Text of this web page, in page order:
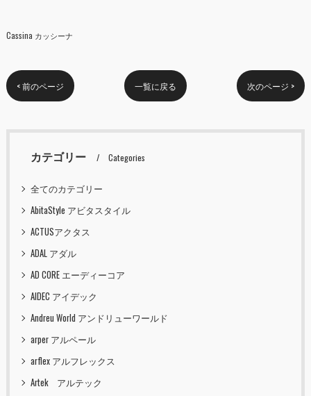
Cassina カッシーナ
< 前のページ 一覧に戻る 次のページ >
カテゴリー Categories
全てのカテゴリー
AbitaStyle アビタスタイル
ACTUSアクタス
ADAL アダル
AD CORE エーディーコア
AIDEC アイデック
Andreu World アンドリューワールド
arper アルペール
arflex アルフレックス
Artek アルテック